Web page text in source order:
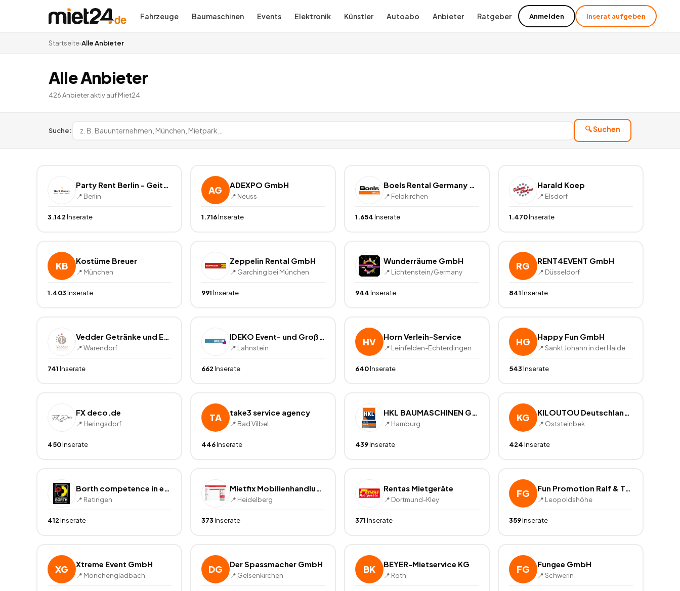
Fahrzeuge Baumaschinen Events Elektronik Künstler Autoabo Anbieter Ratgeber Anmelden Inserat aufgeben
Startseite›Alle Anbieter
Alle Anbieter
426Anbieteraktiv auf Miet24
Suche: 🔍 Suchen
📍 Berlin
3.142Inserate
AG ADEXPO GmbH
📍 Neuss
1.716Inserate
📍 Feldkirchen
1.654Inserate
Harald Koep
📍 Elsdorf
1.470Inserate
KB Kostüme Breuer
📍 München
1.403Inserate
Zeppelin Rental GmbH
📍 Garching bei München
991Inserate
Wunderräume GmbH
📍 Lichtenstein/Germany
944Inserate
RG RENT4EVENT GmbH
📍 Düsseldorf
841Inserate
Vedder Getränke und Event
📍Warendorf
741Inserate
📍 Lahnstein
662Inserate
HV Horn Verleih-Service
📍 Leinfelden-Echterdingen
640Inserate
HG Happy Fun GmbH
📍Sankt Johann in der Haide
543Inserate
FX deco.de
📍 Heringsdorf
450Inserate
TA take3 service agency
📍 Bad Vilbel
446Inserate
📍 Hamburg
439Inserate
KG
📍 Oststeinbek
424Inserate
📍 Ratingen
412Inserate
📍 Heidelberg
373Inserate
Rentas Mietgeräte
📍 Dortmund-Kley
371Inserate
FG Fun Promotion Ralf & Torsten Jacobtorweihen GbR
📍 Leopoldshöhe
359Inserate
XG Xtreme Event GmbH
📍 Mönchengladbach
DG Der Spassmacher GmbH
📍 Gelsenkirchen
BK BEYER-Mietservice KG
📍 Roth
FG Fungee GmbH
📍Schwerin